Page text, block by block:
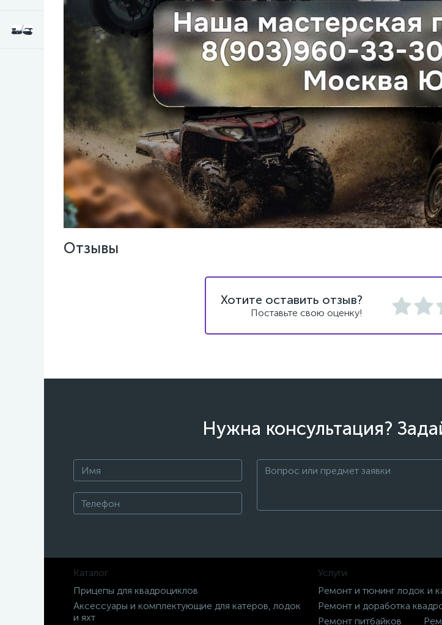
Отзывы
Хотите оставить отзыв?
Поставьте свою оценку!
Нужна консультация?
Каталог
Прицепы для квадроциклов
Аксессуары и комплектующие для катеров, лодок
и яхт
Услуги
Ремонт и тюнинг лодок и
Ремонт и доработка
Ремонт питбайков